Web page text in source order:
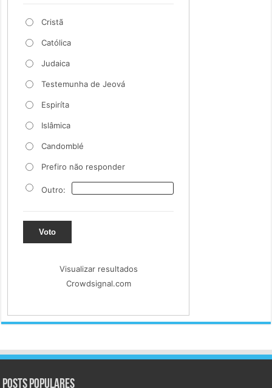
Cristã
Católica
Judaica
Testemunha de Jeová
Espiríta
Islâmica
Candomblé
Prefiro não responder
Outro:
Voto
Visualizar resultados
Crowdsignal.com
Posts populares